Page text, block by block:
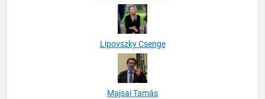
Lipovszky Csenge
Majsai Tamás